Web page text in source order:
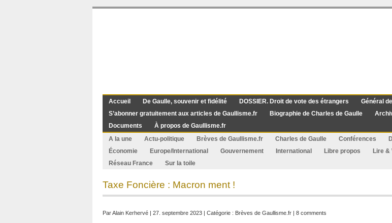
Accueil De Gaulle, souvenir et fidélité DOSSIER. Droit de vote des étrangers Général
S’abonner gratuitement aux articles de Gaullisme.fr
Biographie de Charles de Gaulle
Documents
À propos de Gaullisme.fr
A la une
Actu-politique Brèves de Gaullisme.fr Charles de Gaulle Conférences
Économie
Europe/International Gouvernement International Libre propos Lire &
Réseau France
Sur la toile
Taxe Foncière : Macron ment !
ParAlain Kerhervé | 27. septembre 2023 | Catégorie : Brèves de Gaullisme.fr | 8 comments